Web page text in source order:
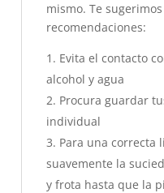
mismo. Te
recomendaciones:
Evita el contacto
alcohol y agua
Procura guardar
individual
Para una correcta
suavemente la
y frota hasta que la